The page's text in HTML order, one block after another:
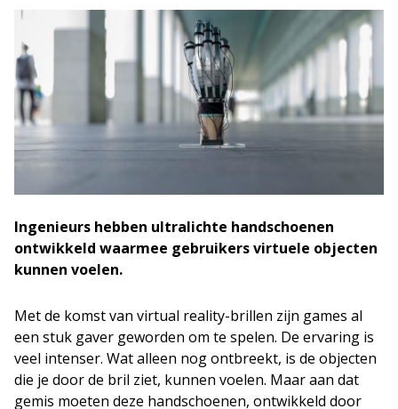
Ingenieurs hebben ultralichte handschoenen
ontwikkeld waarmee gebruikers virtuele objecten
kunnen voelen.
Met de komst van virtual reality-brillen zijn games al
een stuk gaver geworden om te spelen. De ervaring is
veel intenser. Wat alleen nog ontbreekt, is de objecten
die je door de bril ziet, kunnen voelen. Maar aan dat
gemis moeten deze handschoenen, ontwikkeld door